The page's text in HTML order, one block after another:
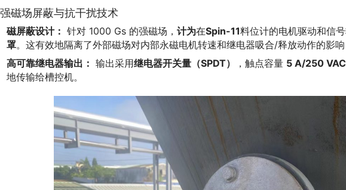
磁场屏蔽与抗干扰技术
磁屏蔽设计： 针对 1000 Gs 的强磁场， 计为在Spin-11料位计的电机驱动和信
罩。这有效地隔离了外部磁场对内部永磁电机转速和继电器吸合/释放动作的影
高可靠继电器输出： 输出采用继电器开关量（SPDT） ，触点容量 5 A/250 VAC
地传输给槽控机。